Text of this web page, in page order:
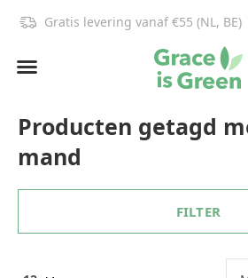
Gratis levering vanaf €55 (NL, BE)
Producten getagd
mand
FILTER